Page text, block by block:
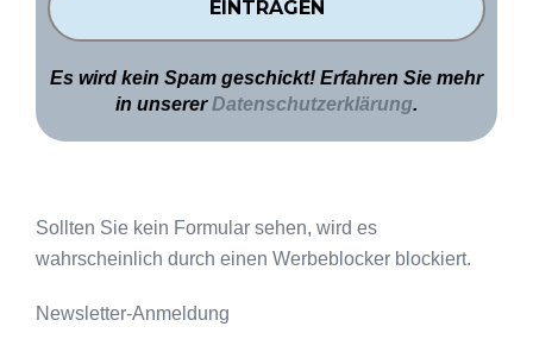
Es wird kein Spam geschickt! Erfahren Sie mehr
in unsererDatenschutzerklärung.
Sollten Sie kein Formular sehen, wird es
wahrscheinlich durch einen Werbeblocker blockiert.
Newsletter-Anmeldung